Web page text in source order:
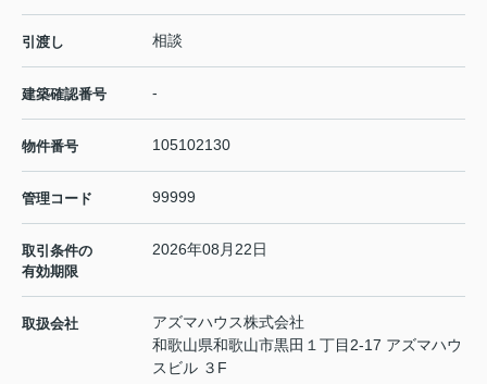
引渡し 相談
建築確認番号 -
物件番号 105102130
管理コード 99999
取引条件の
有効期限
2026年08月22日
取扱会社
アズマハウス株式会社
和歌山県和歌山市黒田１丁目2-17 アズマハウ
スビル ３F